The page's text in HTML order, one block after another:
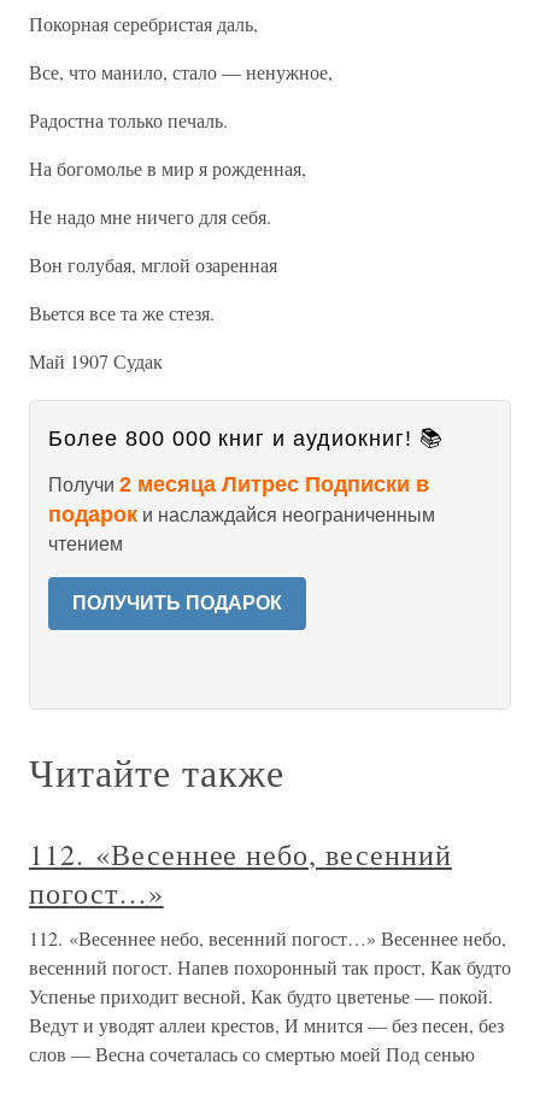
Покорная серебристая даль,
Все, что манило, стало — ненужное,
Радостна только печаль.
На богомолье в мир я рожденная,
Не надо мне ничего для себя.
Вон голубая, мглой озаренная
Вьется все та же стезя.
Май 1907 Судак
Более 800 000 книг и аудиокниг! 📚
Получи 2 месяца Литрес Подписки в
подарок и наслаждайся неограниченным
чтением
ПОЛУЧИТЬ ПОДАРОК
Читайте также
112. «Весеннее небо, весенний
погост…»
112. «Весеннее небо, весенний погост…» Весеннее небо,
весенний погост. Напев похоронный так прост, Как будто
Успенье приходит весной, Как будто цветенье — покой.
Ведут и уводят аллеи крестов, И мнится — без песен, без
слов — Весна сочеталась со смертью моей Под сенью